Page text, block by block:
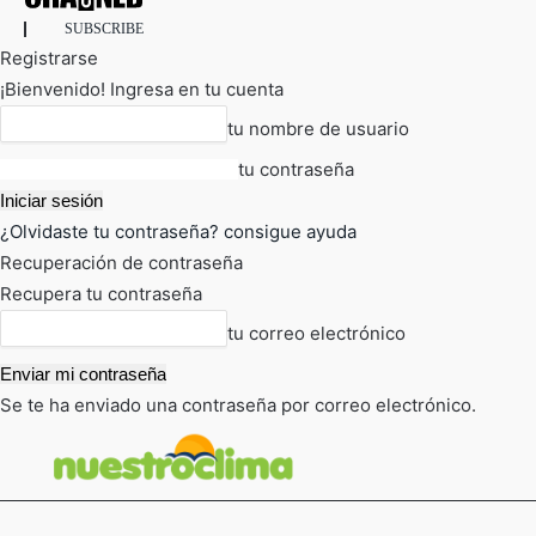
SUBSCRIBE
Registrarse
¡Bienvenido! Ingresa en tu cuenta
tu nombre de usuario
tu contraseña
¿Olvidaste tu contraseña? consigue ayuda
Recuperación de contraseña
Recupera tu contraseña
tu correo electrónico
Se te ha enviado una contraseña por correo electrónico.